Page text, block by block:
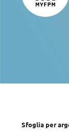
Sfoglia per